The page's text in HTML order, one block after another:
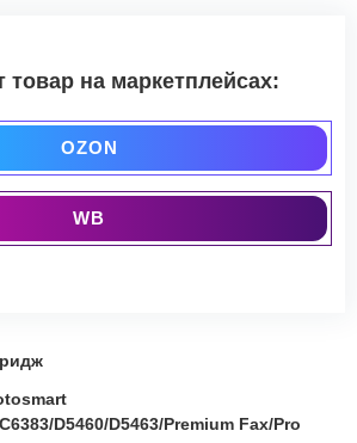
товар на маркетплейсах:
OZON
WB
D5460/D5463/Premium Fax/Pro